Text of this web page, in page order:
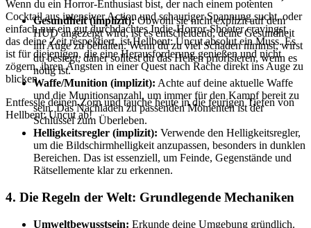
Wenn du ein Horror-Enthusiast bist, der nach einem potenten
Cocktail aus intensiver Action und schauriger Spannung sucht, oder
einfach nur ein gut durchdachtes Indie-Horror-Shooter cravingst,
das deine Zeit respektiert, ist Hellbent: Uncut absolut ein Muss. Es
ist für diejenigen, die eine Herausforderung genießen und nicht
zögern, ihren Ängsten in einer Quest nach Rache direkt ins Auge zu
blicken.
Entfessle deinen Zorn und tauche heute in die feurigen Tiefen von
Hellbent: Uncut ab!
Gesundheit (implizit):Obwohl sie nicht explizit auf dem
HUD angezeigt wird, ist es entscheidend, deine Gesundheit
im Auge zu behalten. Wenn du zu viel Schaden nimmst, wirst
du besiegt, daher solltest du das Heilen priorisieren, wenn es
nötig ist.
Waffe/Munition (implizit): Achte auf deine aktuelle Waffe
und die Munitionsanzahl, um immer für den Kampf bereit zu
sein. Das Nachladen zu passenden Momenten ist der
Schlüssel zum Überleben.
Helligkeitsregler (implizit): Verwende den Helligkeitsregler,
um die Bildschirmhelligkeit anzupassen, besonders in dunklen
Bereichen. Das ist essenziell, um Feinde, Gegenstände und
Rätsellemente klar zu erkennen.
4. Die Regeln der Welt: Grundlegende Mechaniken
Umweltbewusstsein: Erkunde deine Umgebung gründlich.